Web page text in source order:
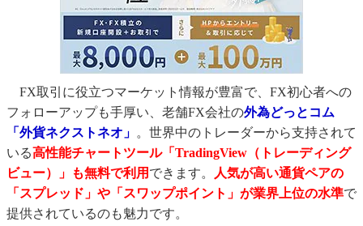
FX取引に役立つマーケット情報が豊富で、FX初心者への
フォローアップも手厚い、老舗FX会社の外為どっとコム
「外貨ネクストネオ」 。世界中のトレーダーから支持されて
いる高性能チャートツール「TradingView（トレーディング
ビュー）」も無料で利用 できます。
人気が高い通貨ペアの
「スプレッド」や「スワップポイント」が業界上位の水準で
提供されているのも魅力です。